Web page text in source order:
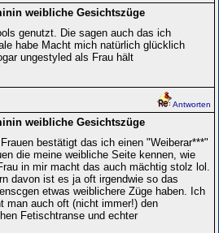
weibliche Gesichtszüge
genutzt. Die sagen auch das ich
habe Macht mich natürlich glücklich
ungestyled als Frau hält
Antworten
weibliche Gesichtszüge
bestätigt das ich einen "Weiberar***"
die meine weibliche Seite kennen, wie
in mir macht das auch mächtig stolz lol.
davon ist es ja oft irgendwie so das
etwas weiblichere Züge haben. Ich
man auch oft (nicht immer!) den
Fetischtranse und echter